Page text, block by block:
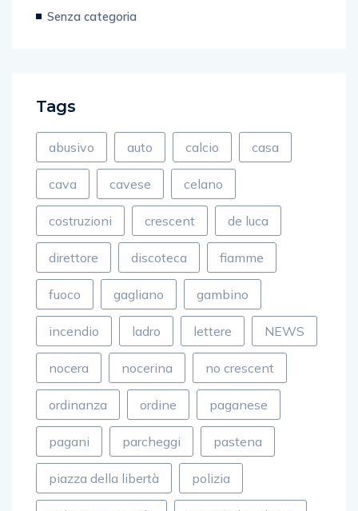
Senza categoria
Tags
abusivo auto calcio casa
cava cavese celano
costruzioni crescent de luca
direttore discoteca fiamme
fuoco gagliano gambino
incendio ladro lettere NEWS
nocera nocerina no crescent
ordinanza ordine paganese
pagani parcheggi pastena
piazza della libertà polizia